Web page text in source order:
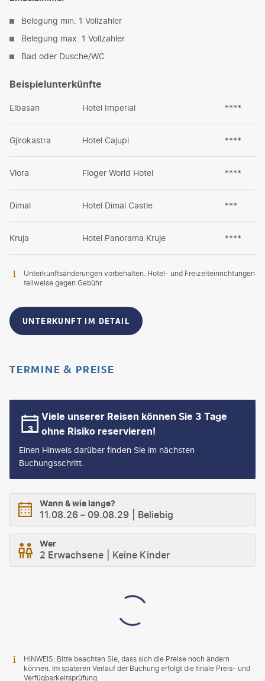
Belegung min. 1 Vollzahler
Belegung max. 1 Vollzahler
Bad oder Dusche/WC
Beispielunterkünfte
Elbasan Hotel Imperial ****
Gjirokastra Hotel Cajupi ****
Vlora Floger World Hotel ****
Dimal Hotel Dimal Castle ***
Kruja Hotel Panorama Kruje ****
Unterkunftsänderungen vorbehalten. Hotel- und Freizeiteinrichtungen
teilweise gegen Gebühr.
UNTERKUNFT IM DETAIL
TERMINE & PREISE
Viele unserer Reisen können Sie 3 Tage
ohne Risiko reservieren!
Einen Hinweis darüber finden Sie im nächsten
Buchungsschritt.
Wann & wie lange?
11.08.26 – 09.08.29 Beliebig
Wer
2 Erwachsene Keine Kinder
HINWEIS: Bitte beachten Sie, dass sich die Preise noch ändern
können. Im späteren Verlauf der Buchung erfolgt die finale Preis- und
Verfügbarkeitsprüfung.